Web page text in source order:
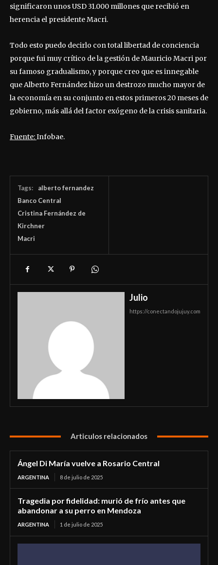
significaron unos USD 31.000 millones que recibió en
herencia el presidente Macri.
Todo esto puedo decirlo con total libertad de conciencia
porque fui muy crítico de la gestión de Mauricio Macri por
su famoso gradualismo, y porque creo que es innegable
que Alberto Fernández hizo un destrozo mucho mayor de
la economía en su conjunto en estos primeros 20 meses de
gobierno, más allá del factor exógeno de la crisis sanitaria.
Fuente:Infobae.
Tags:
alberto fernandez
Banco Central
Cristina Fernández de
Kirchner
Macri
Julio
https://conectandojujuy.com
Articulos relacionados
Ángel Di María vuelve a Rosario Central
ARGENTINA 8 de julio de 2025
Tragedia por fidelidad: murió de frío antes que
abandonar a su perro en Mendoza
ARGENTINA 1 de julio de 2025